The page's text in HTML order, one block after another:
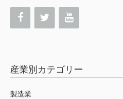
産業別カテゴリー
製造業